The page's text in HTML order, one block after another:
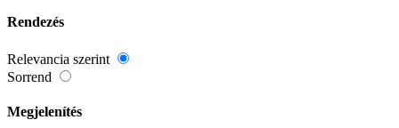
Rendezés
Relevancia szerint
Sorrend
Megjelenítés